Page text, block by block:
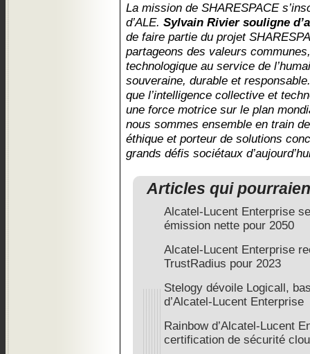
La mission de SHARESPACE
d’ALE. Sylvain Rivier souligne
de faire partie du projet
partageons des valeurs
technologique au service de
souveraine, durable et
que l’intelligence collective et
une force motrice sur le plan
nous sommes ensemble en train
éthique et porteur de solutions
grands défis sociétaux
Articles qui
Alcatel-Lucent Enterprise
émission nette pour 2050
Alcatel-Lucent Enterprise
TrustRadius pour 2023
Stelogy dévoile Logicall,
d’Alcatel-Lucent Enterprise
Rainbow d’Alcatel-Lucent
certification de sécurité